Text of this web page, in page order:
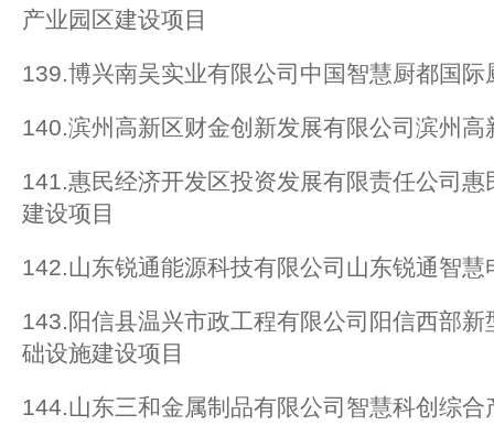
产业园区建设项目
139.博兴南吴实业有限公司中国智慧厨都国
140.滨州高新区财金创新发展有限公司滨州
141.惠民经济开发区投资发展有限责任公司
建设项目
142.山东锐通能源科技有限公司山东锐通智
143.阳信县温兴市政工程有限公司阳信西部
础设施建设项目
144.山东三和金属制品有限公司智慧科创综合